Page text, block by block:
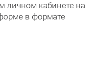
личном кабинете на
в формате